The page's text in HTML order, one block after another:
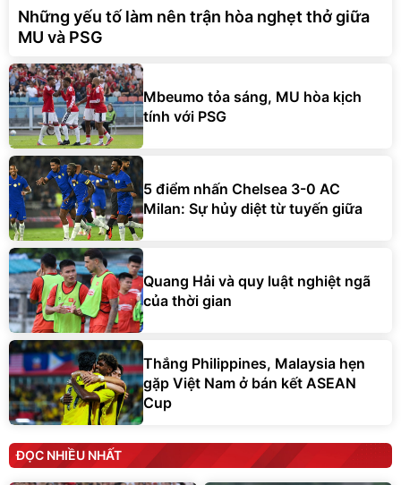
Những yếu tố làm nên trận hòa nghẹt thở giữa
MU và PSG
Mbeumo tỏa sáng, MU hòa kịch
tính với PSG
5 điểm nhấn Chelsea 3-0 AC
Milan: Sự hủy diệt từ tuyến giữa
Quang Hải và quy luật nghiệt ngã
của thời gian
Thắng Philippines, Malaysia hẹn
gặp Việt Nam ở bán kết ASEAN
Cup
ĐỌC NHIỀU NHẤT